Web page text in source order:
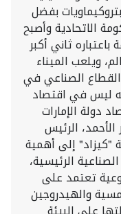
بفضل
الاتحادية وأصبح
ثاني أكبر
ويلعب الميناء
الصناعي في
ليس في اقتصاد
دولة الإمارات
الرئيس
"كيزاد" إلى أهمية
الرئيسية،
تعتمد على
والهيدروجين